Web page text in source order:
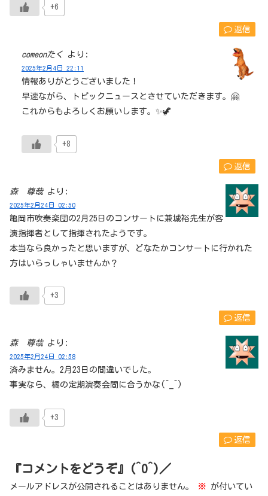
+6
返信
comeonたく より:
2025年2月4日 22:11
情報ありがとうございました！
早速ながら、トピックニュースとさせていただきます。🤗
これからもよろしくお願いします。✨🦖
+8
返信
森 尊哉 より:
2025年2月24日 02:50
亀岡市吹奏楽団の2月25日のコンサートに兼城裕先生が客
演指揮者として指揮されたようです。
本当なら良かったと思いますが、どなたかコンサートに行かれた
方はいらっしゃいませんか？
+3
返信
森 尊哉 より:
2025年2月24日 02:58
済みません。2月23日の間違いでした。
事実なら、橘の定期演奏会間に合うかな(^_^)
+3
返信
『コメントをどうぞ』(^O^)／
メールアドレスが公開されることはありません。 ※ が付いてい